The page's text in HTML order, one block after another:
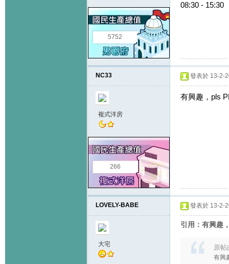
5752
08:30 - 15:30
NC33
複式洋房
266
發表於 13-2-
有興趣，pls
LOVELY-BABE
大宅
發表於 13-2-
引用：有興趣
原
有興